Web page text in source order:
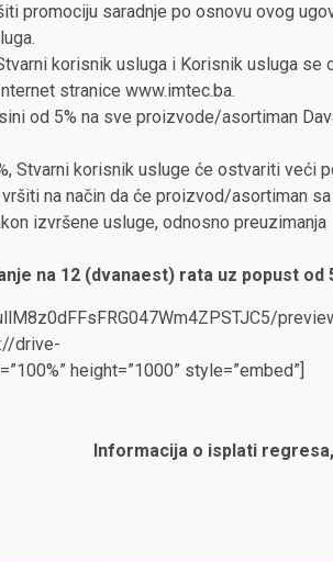
promociju saradnje po osnovu ovog
korisnik usluga i Korisnik usluga se
stranice www.imtec.ba.
od 5% na sve proizvode/asortiman
Stvarni korisnik usluge će ostvariti veći
na način da će proizvod/asortiman sa
izvršene usluge, odnosno preuzimanja
na 12 (dvanaest) rata uz popust od
drive-
height=”1000” style=”embed”]
Informacija o isplati